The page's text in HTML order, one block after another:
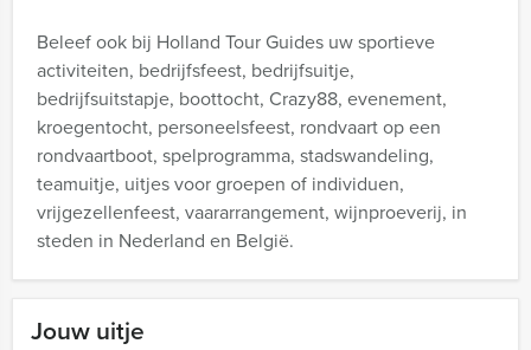
Jouw uitje
Beleef ook bij Holland Tour Guides uw sportieve
activiteiten, bedrijfsfeest, bedrijfsuitje,
bedrijfsuitstapje, boottocht, Crazy88, evenement,
kroegentocht, personeelsfeest, rondvaart op een
rondvaartboot, spelprogramma, stadswandeling,
teamuitje, uitjes voor groepen of individuen,
vrijgezellenfeest, vaararrangement, wijnproeverij, in
steden in Nederland en België.